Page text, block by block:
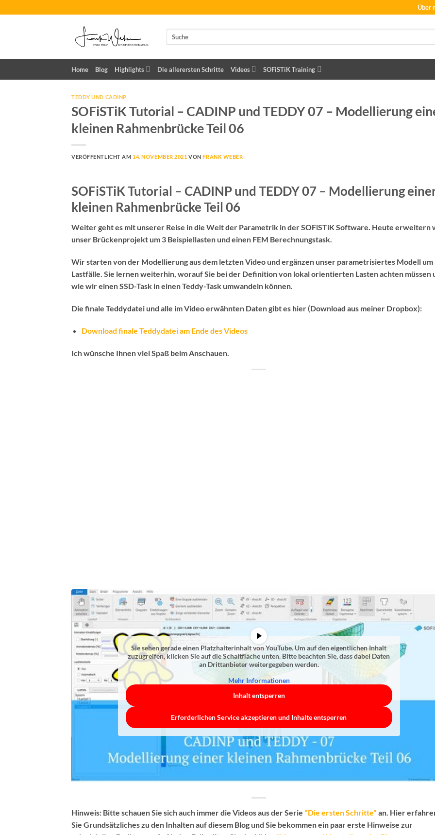
Über
Home Blog Highlights Die allerersten Schritte Videos SOFiSTiK Training
TEDDY UND CADINP
SOFiSTiK Tutorial – CADINP und TEDDY 07 – Modellierung
kleinen Rahmenbrücke Teil 06
VERÖFFENTLICHT AM 14. NOVEMBER 2021 VONFRANK WEBER
SOFiSTiK Tutorial – CADINP und TEDDY 07 – Modellierung
kleinen Rahmenbrücke Teil 06
Weiter geht es mit unserer Reise in die Welt der Parametrik in der SOFiSTiK Software. Heute erweitern
unser Brückenprojekt um 3 Beispiellasten und einen FEM Berechnungstask.
Wir starten von der Modellierung aus dem letzten Video und ergänzen unser parametrisiertes Modell um
Lastfälle. Sie lernen weiterhin, worauf Sie bei der Definition von lokal orientierten Lasten achten müssen
wie wir einen SSD-Task in einen Teddy-Task umwandeln können.
Die finale Teddydatei und alle im Video erwähnten Daten gibt es hier (Download aus meiner Dropbox):
Download finale Teddydatei am Ende des Videos
Ich wünsche Ihnen viel Spaß beim Anschauen.
Sie sehen gerade einen Platzhalterinhalt vonYouTube. Um auf den eigentlichen Inhalt
zuzugreifen, klicken Sie auf die Schaltfläche unten. Bitte beachten Sie, dass dabei Daten
an Drittanbieter weitergegeben werden.
Mehr Informationen
Inhalt entsperren
Erforderlichen Service akzeptieren und Inhalte entsperren
Hinweis: Bitte schauen Sie sich auch immer die Videos aus der Serie "Die ersten Schritte" an. Hier
Sie Grundsätzliches zu den Inhalten auf diesem Blog und Sie bekommen ein paar erste Hinweise zur